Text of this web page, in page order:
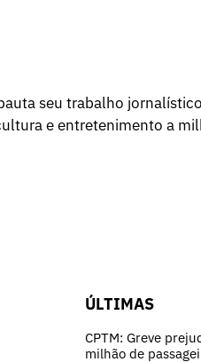
seu trabalho
e entretenimento a
ÚLTIMAS
CPTM: Greve
milhão de